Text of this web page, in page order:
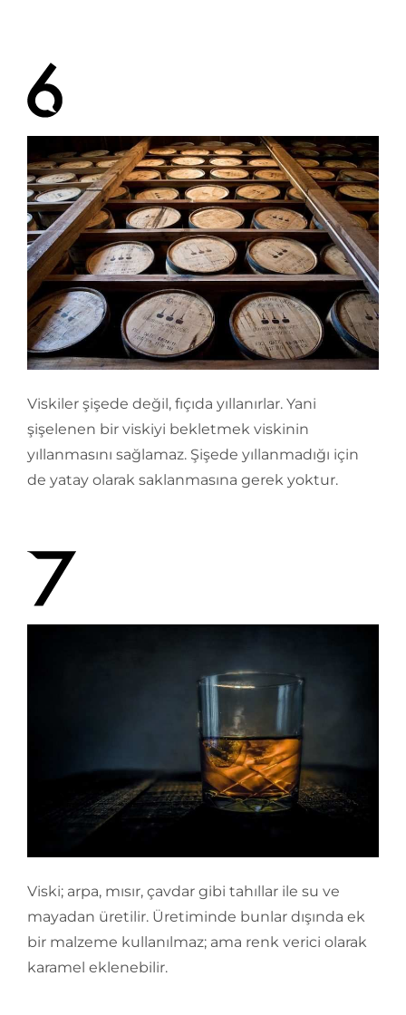
Viskiler şişede değil, fıçıda yıllanırlar. Yani
şişelenen bir viskiyi bekletmek viskinin
yıllanmasını sağlamaz. Şişede yıllanmadığı için
de yatay olarak saklanmasına gerek yoktur.
Viski; arpa, mısır, çavdar gibi tahıllar ile su ve
mayadan üretilir. Üretiminde bunlar dışında ek
bir malzeme kullanılmaz; ama renk verici olarak
karamel eklenebilir.